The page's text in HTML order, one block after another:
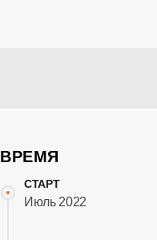
ВРЕМЯ
СТАРТ
Июль 2022